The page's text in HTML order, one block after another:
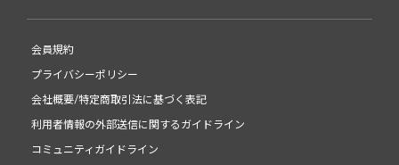
会員規約
プライバシーポリシー
会社概要/特定商取引法に基づく表記
利用者情報の外部送信に関するガイドライン
コミュニティガイドライン